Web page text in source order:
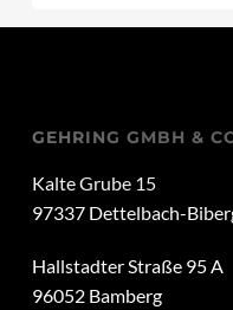
GEHRING GMBH &
Kalte Grube 15
97337 Dettelbach-
Hallstadter Straße 95 A
96052 Bamberg